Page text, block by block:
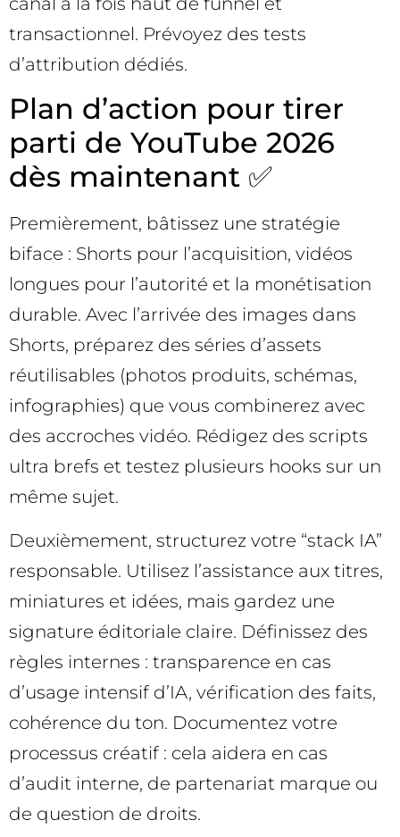
transactionnel. Prévoyez des tests
d’attribution dédiés.
Plan d’action pour tirer
parti de YouTube 2026
dès maintenant ✅
Premièrement, bâtissez une stratégie
biface : Shorts pour l’acquisition, vidéos
longues pour l’autorité et la monétisation
durable. Avec l’arrivée des images dans
Shorts, préparez des séries d’assets
réutilisables (photos produits, schémas,
infographies) que vous combinerez avec
des accroches vidéo. Rédigez des scripts
ultra brefs et testez plusieurs hooks sur un
même sujet.
Deuxièmement, structurez votre “stack IA”
responsable. Utilisez l’assistance aux titres,
miniatures et idées, mais gardez une
signature éditoriale claire. Définissez des
règles internes : transparence en cas
d’usage intensif d’IA, vérification des faits,
cohérence du ton. Documentez votre
processus créatif : cela aidera en cas
d’audit interne, de partenariat marque ou
de question de droits.